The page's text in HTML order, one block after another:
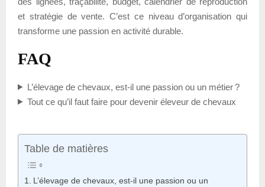
et stratégie de vente. C’est ce niveau d’organisation qui
transforme une passion en activité durable.
FAQ
L’élevage de chevaux, est-il une passion ou un métier ?
Tout ce qu’il faut faire pour devenir éleveur de chevaux
Table de matières
L’élevage de chevaux, est-il une passion ou un